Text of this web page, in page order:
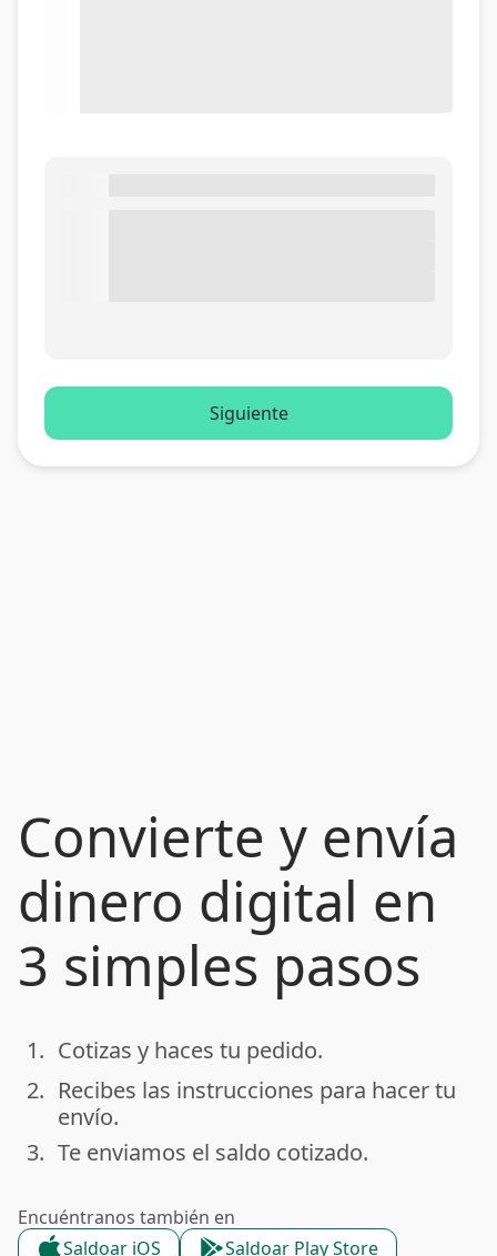
Convierte y envía
dinero digital en
3 simples pasos
done
1. Cotizas y haces tu pedido.
done
2. Recibes las instrucciones para hacer tu
envío.
done
3. Te enviamos el saldo cotizado.
Encuéntranos también en
Saldoar iOS
Saldoar Play Store
Siguiente